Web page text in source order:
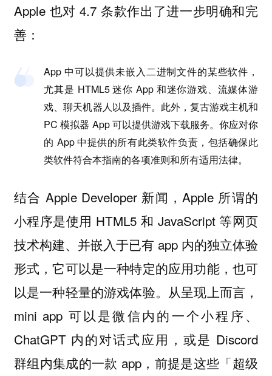
Apple 也对 4.7 条款作出了进一步明确和完
善：
App 中可以提供未嵌入二进制文件的某些软件，
尤其是 HTML5 迷你 App 和迷你游戏、流媒体游
戏、聊天机器人以及插件。此外，复古游戏主机和
PC 模拟器 App 可以提供游戏下载服务。你应对你
的 App 中提供的所有此类软件负责，包括确保此
类软件符合本指南的各项准则和所有适用法律。
结合 Apple Developer 新闻，Apple 所谓的
小程序是使用 HTML5 和 JavaScript 等网页
技术构建、并嵌入于已有 app 内的独立体验
形式，它可以是一种特定的应用功能，也可
以是一种轻量的游戏体验。从呈现上而言，
mini app 可以是微信内的一个小程序、
ChatGPT 内的对话式应用，或是 Discord
群组内集成的一款 app，前提是这些「超级